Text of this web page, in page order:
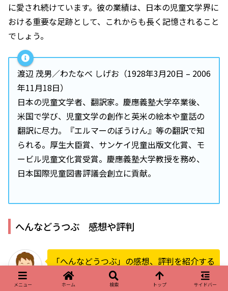
に愛され続けています。彼の業績は、日本の児童文学界に
おける重要な足跡として、これからも長く記憶されること
でしょう。
渡辺 茂男／わたなべ しげお（1928年3月20日 – 2006
年11月18日）
日本の児童文学者、翻訳家。慶應義塾大学卒業後、
米国で学び、児童文学の創作と英米の絵本や童話の
翻訳に尽力。『エルマーのぼうけん』等の翻訳で知
られる。厚生大臣賞、サンケイ児童出版文化賞、モ
ービル児童文化賞受賞。慶應義塾大学教授を務め、
日本国際児童図書評議会創立に貢献。
へんなどうつぶ 感想や評判
「へんなどうつぶ」の感想、評判を紹介する
よ。
メニュー ホーム 検索 トップ サイドバー